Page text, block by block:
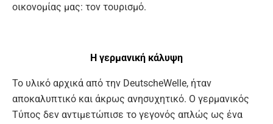
οικονομίας μας: τον τουρισμό.
Η γερμανική κάλυψη
Το υλικό αρχικά από την DeutscheWelle, ήταν
αποκαλυπτικό και άκρως ανησυχητικό. Ο γερμανικός
Τύπος δεν αντιμετώπισε το γεγονός απλώς ως ένα